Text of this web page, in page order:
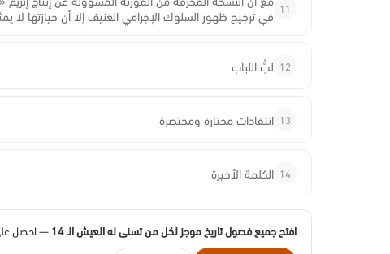
11 في ترجيح ظهور السلوك الإجرامي العنيف إلا أن حيازتها
12 لبُّ اللباب
13 انتقادات مختارة ومختصرة
14 الكلمة الأخيرة
افتح جميع فصول تاريخ موجز لكل من تسنى له العيش الـ 14 — احصل